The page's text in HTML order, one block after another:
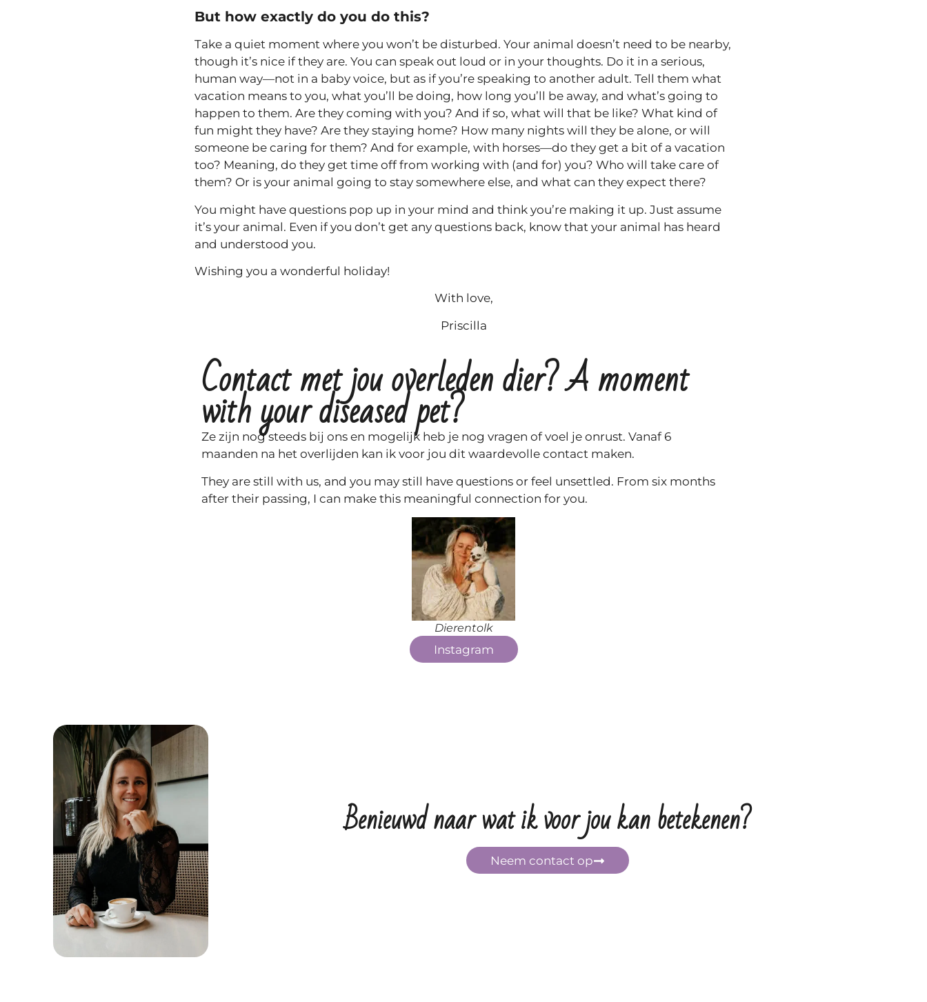
But how exactly do you do this?
Take a quiet moment where you won’t be disturbed. Your animal doesn’t need to be nearby,
though it’s nice if they are. You can speak out loud or in your thoughts. Do it in a serious,
human way—not in a baby voice, but as if you’re speaking to another adult. Tell them what
vacation means to you, what you’ll be doing, how long you’ll be away, and what’s going to
happen to them. Are they coming with you? And if so, what will that be like? What kind of
fun might they have? Are they staying home? How many nights will they be alone, or will
someone be caring for them? And for example, with horses—do they get a bit of a vacation
too? Meaning, do they get time off from working with (and for) you? Who will take care of
them? Or is your animal going to stay somewhere else, and what can they expect there?
You might have questions pop up in your mind and think you’re making it up. Just assume
it’s your animal. Even if you don’t get any questions back, know that your animal has heard
and understood you.
Wishing you a wonderful holiday!
With love,
Priscilla
Contact met jou overleden dier? A moment
with your diseased pet?
Ze zijn nog steeds bij ons en mogelijk heb je nog vragen of voel je onrust. Vanaf 6
maanden na het overlijden kan ik voor jou dit waardevolle contact maken.
They are still with us, and you may still have questions or feel unsettled. From six months
after their passing, I can make this meaningful connection for you.
Dierentolk
Instagram
Benieuwd naar wat ik voor jou kan betekenen?
Neem contact op